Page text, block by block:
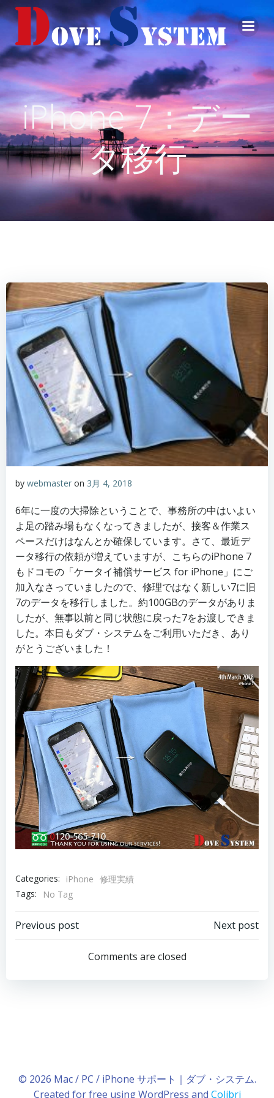
コ
ン
テ
へ
ス
キ
ッ
プ
iPhone 7：デー
タ移行
by webmaster on 3月 4, 2018
6年に一度の大掃除ということで、事務所の中はいよい
よ足の踏み場もなくなってきましたが、接客＆作業ス
ペースだけはなんとか確保しています。さて、最近デ
ータ移行の依頼が増えていますが、こちらのiPhone 7
もドコモの「ケータイ補償サービス for iPhone」にご
加入なさっていましたので、修理ではなく新しい7に旧
7のデータを移行しました。約100GBのデータがありま
したが、無事以前と同じ状態に戻った7をお渡しできま
した。本日もダブ・システムをご利用いただき、あり
がとうございました！
Categories: iPhone 修理実績
Tags:
No Tag
Post
navigation
Previous post
navigation
Next post
Comments are closed
© 2026 Mac / PC / iPhone サポート｜ダブ・システム.
Created for free using WordPress and Colibri